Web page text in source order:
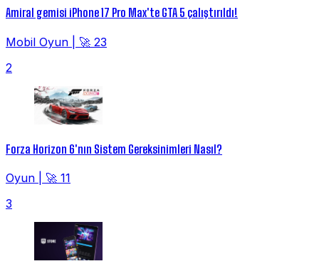
Amiral gemisi iPhone 17 Pro Max'te GTA 5 çalıştırıldı!
Mobil Oyun
🚀 23
2
Forza Horizon 6'nın Sistem Gereksinimleri Nasıl?
Oyun
🚀 11
3